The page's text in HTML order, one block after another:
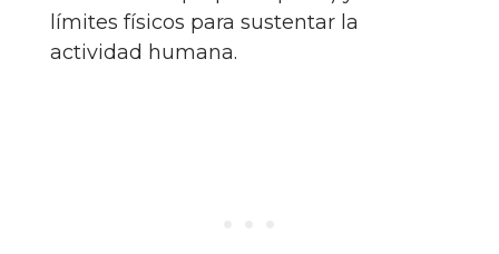
límites físicos para sustentar la
actividad humana.